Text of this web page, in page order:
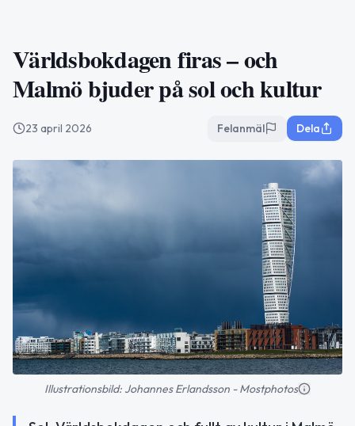
Världsbokdagen firas – och
Malmö bjuder på sol och kultur
23 april 2026 Felanmäl Dela
Illustrationsbild: Johannes Erlandsson - Mostphotos